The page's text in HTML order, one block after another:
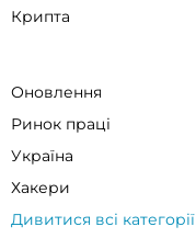
Крипта
Оновлення
Ринок праці
Україна
Хакери
Дивитися всі категорії